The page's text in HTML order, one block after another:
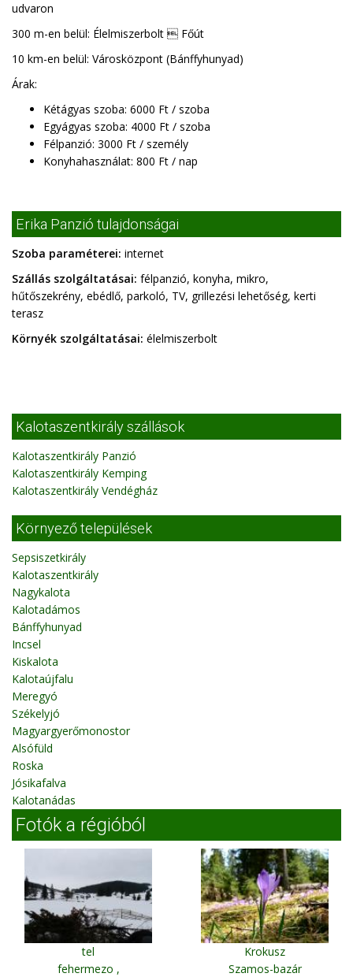
udvaron
300 m-en belül: Élelmiszerbolt  Főút
10 km-en belül: Városközpont (Bánffyhunyad)
Árak:
Kétágyas szoba: 6000 Ft / szoba
Egyágyas szoba: 4000 Ft / szoba
Félpanzió: 3000 Ft / személy
Konyhahasználat: 800 Ft / nap
Erika Panzió tulajdonságai
Szoba paraméterei: internet
Szállás szolgáltatásai: félpanzió, konyha, mikro,
hűtőszekrény, ebédlő, parkoló, TV, grillezési lehetőség, kerti
terasz
Környék szolgáltatásai: élelmiszerbolt
Kalotaszentkirály szállások
Kalotaszentkirály Panzió
Kalotaszentkirály Kemping
Kalotaszentkirály Vendégház
Környező települések
Sepsiszetkirály
Kalotaszentkirály
Nagykalota
Kalotadámos
Bánffyhunyad
Incsel
Kiskalota
Kalotaújfalu
Meregyó
Székelyjó
Magyargyerőmonostor
Alsófüld
Roska
Jósikafalva
Kalotanádas
Fotók a régióból
tel
fehermezo ,
Krokusz
Szamos-bazár